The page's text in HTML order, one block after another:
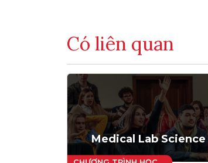
Có liên quan
Medical Lab Science